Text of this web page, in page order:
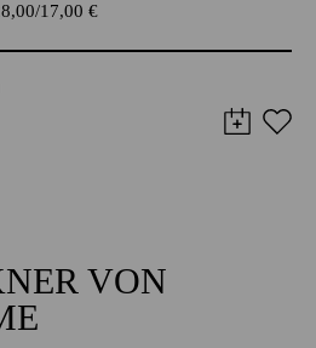
17,00 €
VON